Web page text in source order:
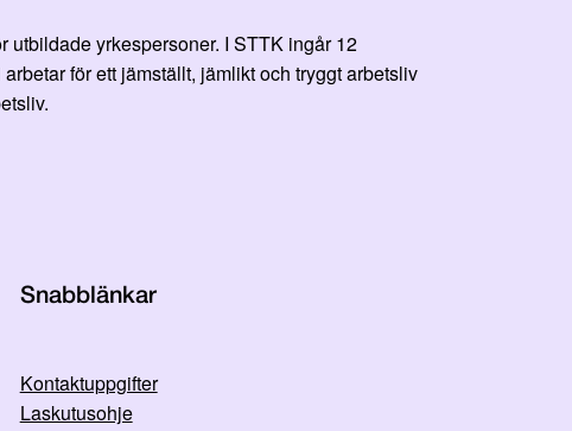
yrkespersoner. I STTK ingår 12
för ett jämställt, jämlikt och tryggt arbetsliv
Snabblänkar
Kontaktuppgifter
Laskutusohje